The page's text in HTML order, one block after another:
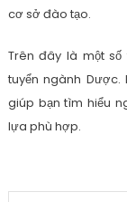
cơ sở đào tạo.
Trên đây là một
tuyển ngành
giúp bạn tìm hiểu
lựa phù hợp.